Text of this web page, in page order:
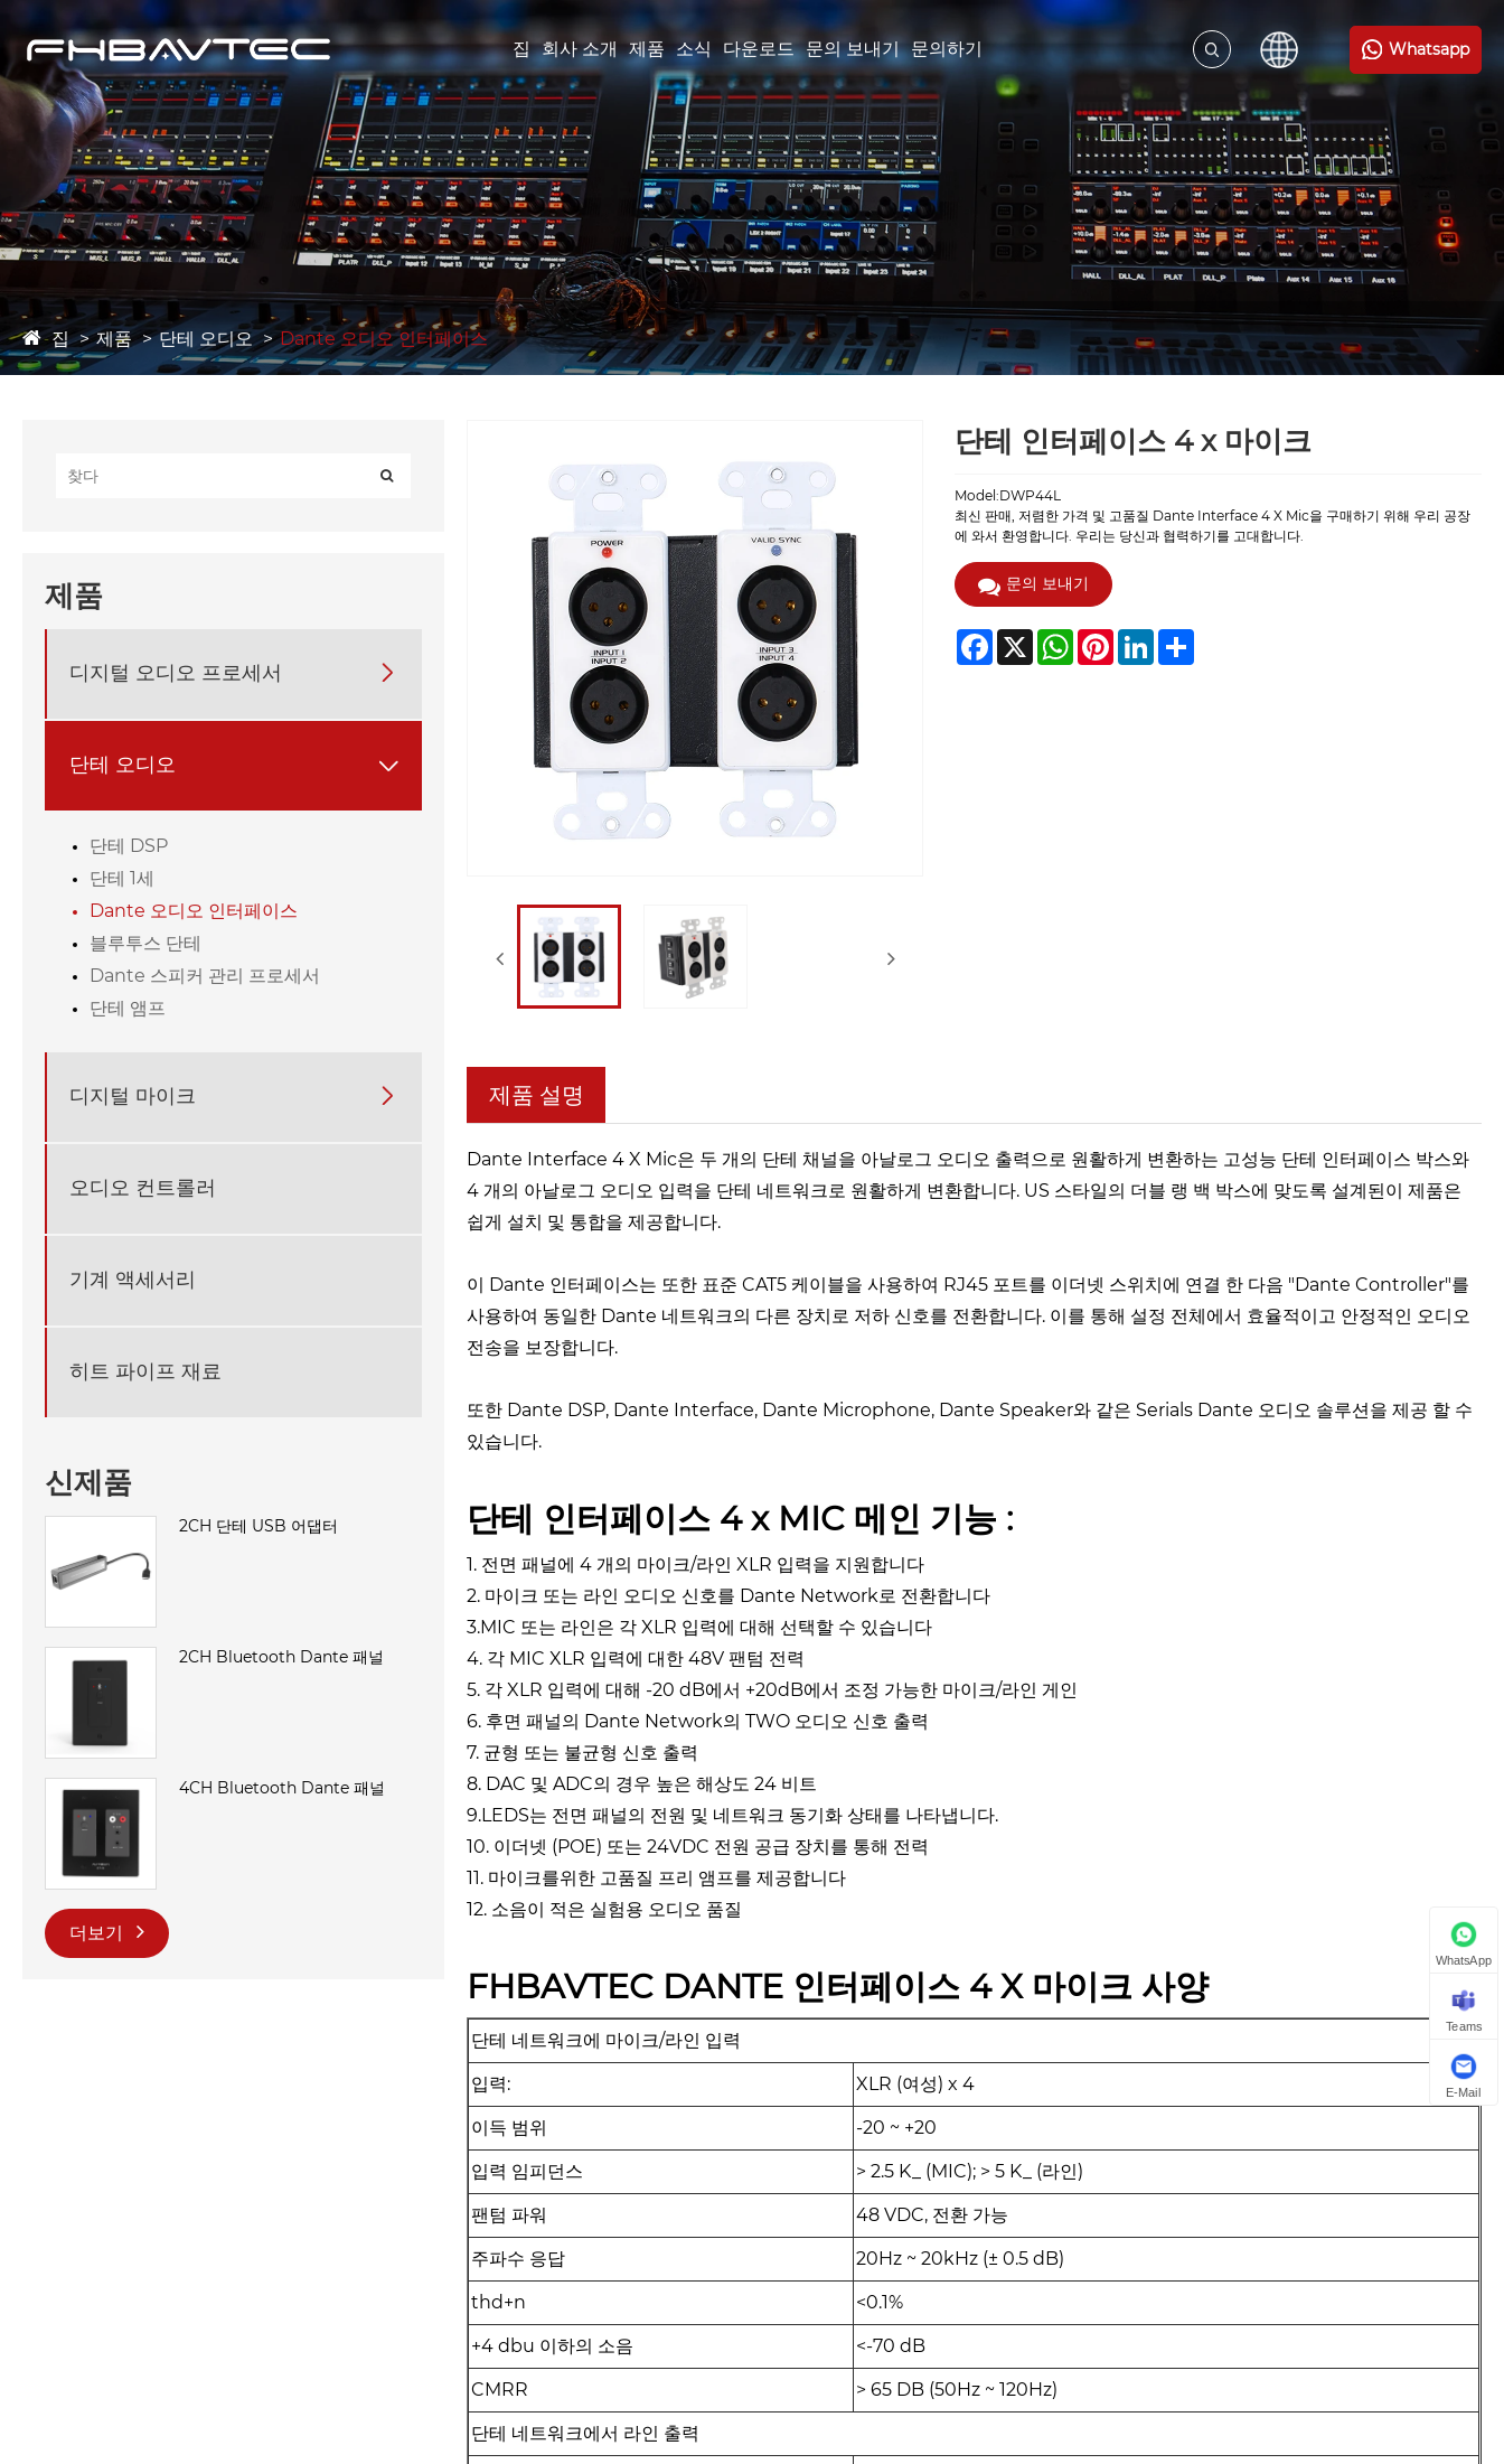
집 회사 소개 제품 소식 다운로드 문의 보내기 문의하기 Whatsapp
집 제품 단테 오디오 Dante 오디오 인터페이스
제품
디지털 오디오 프로세서 
단테 오디오 
단테 DSP
단테 1세
Dante 오디오 인터페이스
블루투스 단테
Dante 스피커 관리 프로세서
단테 앰프
디지털 마이크 
오디오 컨트롤러
기계 액세서리
히트 파이프 재료
신제품
2CH 단테 USB 어댑터
2CH Bluetooth Dante 패널
4CH Bluetooth Dante 패널
더보기
단테 인터페이스 4 x 마이크
Model:DWP44L
최신 판매, 저렴한 가격 및 고품질 Dante Interface 4 X Mic을 구매하기 위해 우리 공장
에 와서 환영합니다. 우리는 당신과 협력하기를 고대합니다.
문의 보내기
Facebook
X WhatsAppPinterestLinkedInShare
제품 설명
Dante Interface 4 X Mic은 두 개의 단테 채널을 아날로그 오디오 출력으로 원활하게 변환하는 고성능 단테 인터페이스 박스와
4 개의 아날로그 오디오 입력을 단테 네트워크로 원활하게 변환합니다. US 스타일의 더블 랭 백 박스에 맞도록 설계된이 제품은
쉽게 설치 및 통합을 제공합니다.
이 Dante 인터페이스는 또한 표준 CAT5 케이블을 사용하여 RJ45 포트를 이더넷 스위치에 연결 한 다음 "Dante Controller"를
사용하여 동일한 Dante 네트워크의 다른 장치로 저하 신호를 전환합니다. 이를 통해 설정 전체에서 효율적이고 안정적인 오디오
전송을 보장합니다.
또한 Dante DSP, Dante Interface, Dante Microphone, Dante Speaker와 같은 Serials Dante 오디오 솔루션을 제공 할 수
있습니다.
단테 인터페이스 4 x MIC 메인 기능 :
1. 전면 패널에 4 개의 마이크/라인 XLR 입력을 지원합니다
2. 마이크 또는 라인 오디오 신호를 Dante Network로 전환합니다
3.MIC 또는 라인은 각 XLR 입력에 대해 선택할 수 있습니다
4. 각 MIC XLR 입력에 대한 48V 팬텀 전력
5. 각 XLR 입력에 대해 -20 dB에서 +20dB에서 조정 가능한 마이크/라인 게인
6. 후면 패널의 Dante Network의 TWO 오디오 신호 출력
7. 균형 또는 불균형 신호 출력
8. DAC 및 ADC의 경우 높은 해상도 24 비트
9.LEDS는 전면 패널의 전원 및 네트워크 동기화 상태를 나타냅니다.
10. 이더넷 (POE) 또는 24VDC 전원 공급 장치를 통해 전력
11. 마이크를위한 고품질 프리 앰프를 제공합니다
12. 소음이 적은 실험용 오디오 품질
FHBAVTEC DANTE 인터페이스 4 X 마이크 사양
단테 네트워크에 마이크/라인 입력
입력: XLR (여성) x 4
이득 범위 -20 ~ +20
입력 임피던스 > 2.5 K_ (MIC); > 5 K_ (라인)
팬텀 파워 48 VDC, 전환 가능
주파수 응답 20Hz ~ 20kHz (± 0.5 dB)
thd+n <0.1%
+4 dbu 이하의 소음 <-70 dB
CMRR > 65 DB (50Hz ~ 120Hz)
단테 네트워크에서 라인 출력
WhatsApp
Teams
E-Mail